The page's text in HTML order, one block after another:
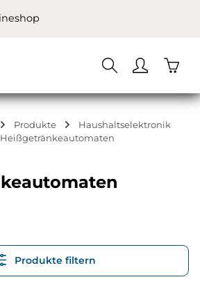
Produkte
Haushaltselektronik
Heißgetränkeautomaten
Produkte filtern